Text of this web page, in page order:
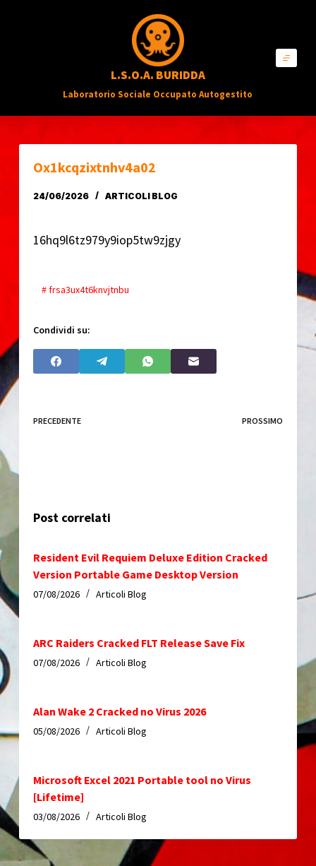
a
L.S.O.A. BURIDDA
Laboratorio Sociale Occupato Autogestito
Ox1kcqzixtnhv4a02
24/06/2026 ARTICOLI BLOG
16hq9l6tz979y9iop5tw9zjgy
# frsa3ux4t6knvjtnbu
Condividi su:
PRECEDENTE PROSSIMO
Post correlati
Resident Evil Requiem Deluxe Edition Cracked
Version Portable Game Desktop Version
07/08/2026 Articoli Blog
ARC Raiders Cracked FLT Release Save Fix
07/08/2026 Articoli Blog
Alan Wake 2 Cracked no Virus 2026
05/08/2026 Articoli Blog
Microsoft Excel 2021 Portable tool no Virus
[Lifetime]
03/08/2026 Articoli Blog